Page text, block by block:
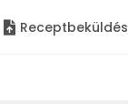
Receptbeküldés